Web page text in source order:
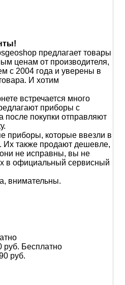
предлагает товары
ценам от производителя,
с 2004 года и уверены в
И хотим
встречается много
приборы с
после покупки отправляют
приборы, которые ввезли в
Их также продают дешевле,
не исправны, вы не
в официальный сервисный
внимательны.
руб. Бесплатно
руб.